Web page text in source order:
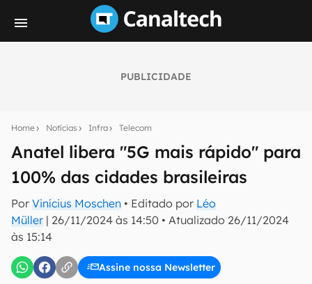
PUBLICIDADE
Home Notícias Infra Telecom
Anatel libera "5G mais rápido" para
100% das cidades brasileiras
Por Vinícius Moschen • Editado por Léo
Müller | 26/11/2024 às 14:50 • Atualizado 26/11/2024
às 15:14
Assine nossa Newsletter
notícias e reviews sobre tecnologia em primeira
mão.
E-mail
Confirmo que li, aceito e concordo com os